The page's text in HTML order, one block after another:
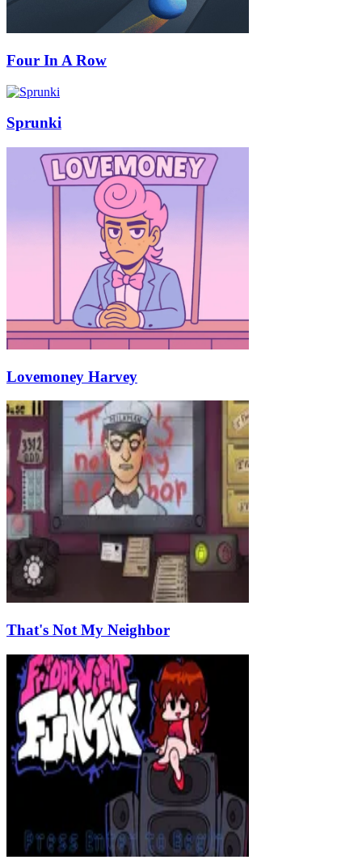
Four In A Row
Sprunki
Lovemoney Harvey
That's Not My Neighbor